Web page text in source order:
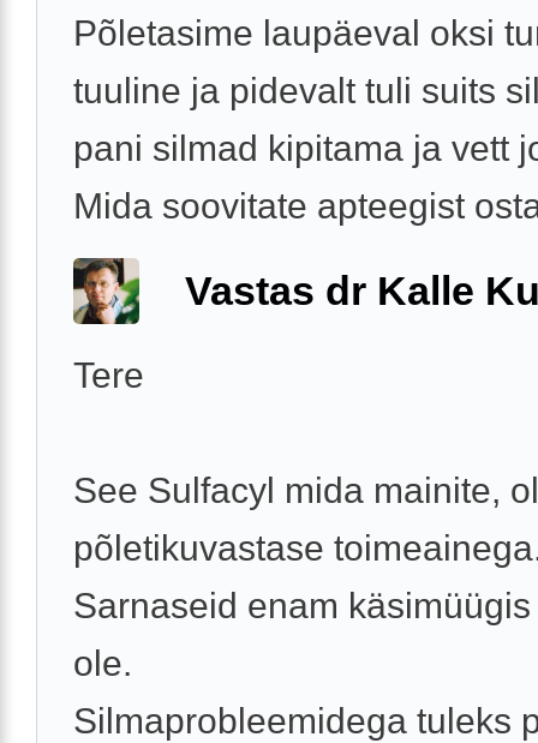
Põletasime laupäeval oksi
tuuline ja pidevalt tuli suits
pani silmad kipitama ja vett
Mida soovitate apteegist
Vastas dr Kalle
Tere
See Sulfacyl mida mainite,
põletikuvastase
Sarnaseid enam
ole.
Silmaprobleemidega tuleks